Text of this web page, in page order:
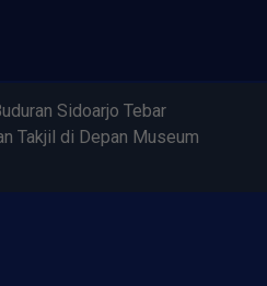
Sidoarjo Tebar
Takjil di Depan Museum